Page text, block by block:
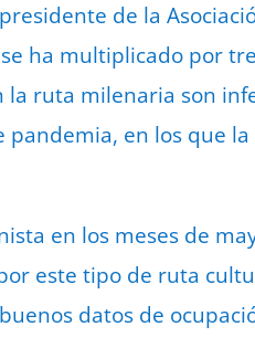
de la
ha multiplicado por
ruta milenaria son
en los que
en los meses de
este tipo de ruta
datos de